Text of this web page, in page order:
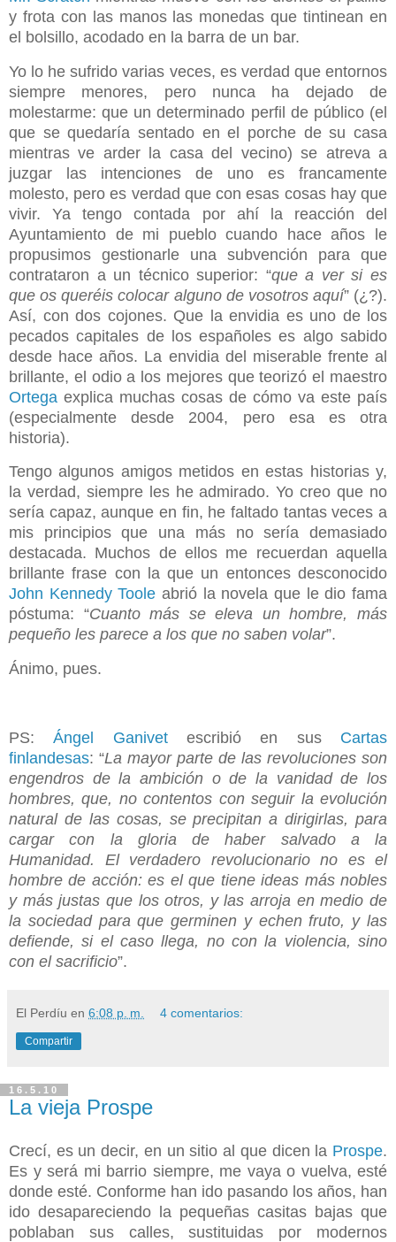
y frota con las manos las monedas que tintinean en
el bolsillo, acodado en la barra de un bar.
Yo lo he sufrido varias veces, es verdad que entornos
siempre menores, pero nunca ha dejado de
molestarme: que un determinado perfil de público (el
que se quedaría sentado en el porche de su casa
mientras ve arder la casa del vecino) se atreva a
juzgar las intenciones de uno es francamente
molesto, pero es verdad que con esas cosas hay que
vivir. Ya tengo contada por ahí la reacción del
Ayuntamiento de mi pueblo cuando hace años le
propusimos gestionarle una subvención para que
contrataron a un técnico superior: “que a ver si es
que os queréis colocar alguno de vosotros aquí” (¿?).
Así, con dos cojones. Que la envidia es uno de los
pecados capitales de los españoles es algo sabido
desde hace años. La envidia del miserable frente al
brillante, el odio a los mejores que teorizó el maestro
Ortega explica muchas cosas de cómo va este país
(especialmente desde 2004, pero esa es otra
historia).
Tengo algunos amigos metidos en estas historias y,
la verdad, siempre les he admirado. Yo creo que no
sería capaz, aunque en fin, he faltado tantas veces a
mis principios que una más no sería demasiado
destacada. Muchos de ellos me recuerdan aquella
brillante frase con la que un entonces desconocido
John Kennedy Toole abrió la novela que le dio fama
póstuma: “Cuanto más se eleva un hombre, más
pequeño les parece a los que no saben volar”.
Ánimo, pues.
PS:Ángel Ganivetescribió en sus Cartas
finlandesas: “La mayor parte de las revoluciones son
engendros de la ambición o de la vanidad de los
hombres, que, no contentos con seguir la evolución
natural de las cosas, se precipitan a dirigirlas, para
cargar con la gloria de haber salvado a la
Humanidad. El verdadero revolucionario no es el
hombre de acción: es el que tiene ideas más nobles
y más justas que los otros, y las arroja en medio de
la sociedad para que germinen y echen fruto, y las
defiende, si el caso llega, no con la violencia, sino
con el sacrificio”.
El Perdíu en 6:08 p. m. 4 comentarios:
Compartir
16.5.10
La vieja Prospe
Crecí, es un decir, en un sitio al que dicen la Prospe.
Es y será mi barrio siempre, me vaya o vuelva, esté
donde esté. Conforme han ido pasando los años, han
ido desapareciendo la pequeñas casitas bajas que
poblaban sus calles, sustituidas por modernos